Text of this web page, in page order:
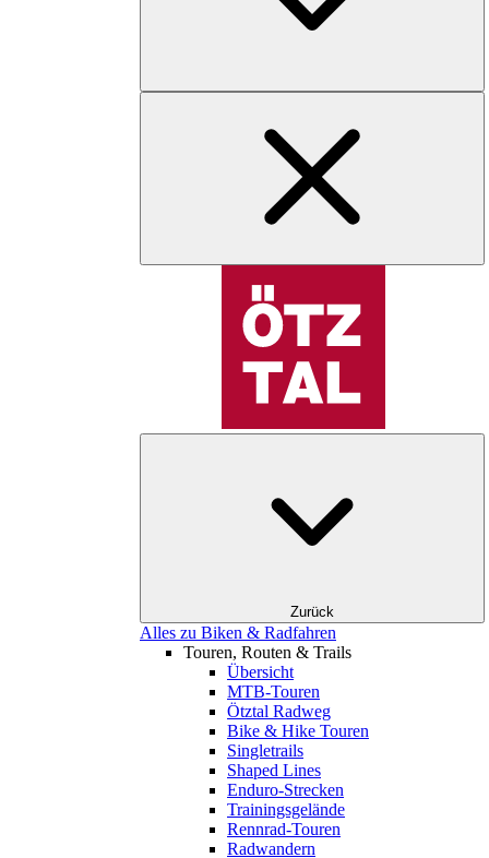
Zurück
Alles zu Biken & Radfahren
Touren, Routen & Trails
Übersicht
MTB-Touren
Ötztal Radweg
Bike & Hike Touren
Singletrails
Shaped Lines
Enduro-Strecken
Trainingsgelände
Rennrad-Touren
Radwandern